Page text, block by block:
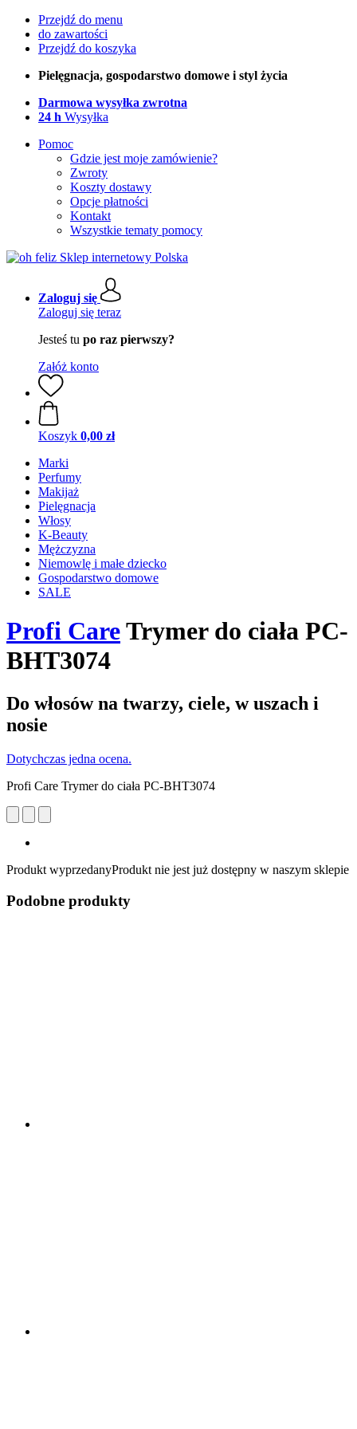
Przejdź do menu
do zawartości
Przejdź do koszyka
Pielęgnacja, gospodarstwo domowe i styl życia
Darmowa wysyłka zwrotna
24 h Wysyłka
Pomoc
Gdzie jest moje zamówienie?
Zwroty
Koszty dostawy
Opcje płatności
Kontakt
Wszystkie tematy pomocy
Zaloguj się
Zaloguj się teraz
Jesteś tu po raz pierwszy?
Załóż konto
Koszyk 0,00 zł
Marki
Perfumy
Makijaż
Pielęgnacja
Włosy
K-Beauty
Mężczyzna
Niemowlę i małe dziecko
Gospodarstwo domowe
SALE
Profi CareTrymer do ciała PC-
BHT3074
Do włosów na twarzy, ciele, w uszach i
nosie
Dotychczas jedna ocena.
Profi Care Trymer do ciała PC-BHT3074
Produkt wyprzedanyProdukt nie jest już dostępny w naszym sklepie
Podobne produkty